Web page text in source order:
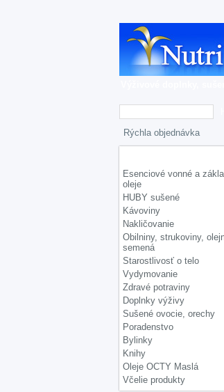
Esenciové vonné a
oleje
HUBY sušené
Kávoviny
Nakličovanie
Obilniny, strukoviny,
semená
Starostlivosť o telo
Vydymovanie
Zdravé potraviny
Doplnky výživy
Sušené ovocie, orechy
Poradenstvo
Bylinky
Knihy
Oleje OCTY Maslá
Včelie produkty